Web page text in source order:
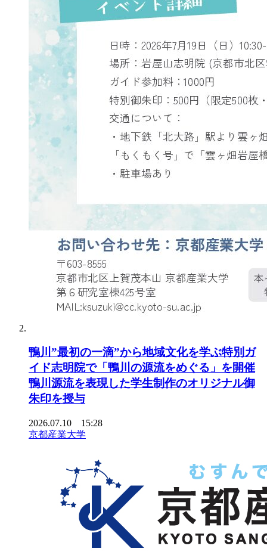
鴨川”最初の一滴”から地域文化を学ぶ特別ガ
イド志明院で「鴨川の源流をめぐる」を開催
鴨川源流を表現した学生制作のオリジナル御
朱印を授与
2026.07.10 15:28
京都産業大学